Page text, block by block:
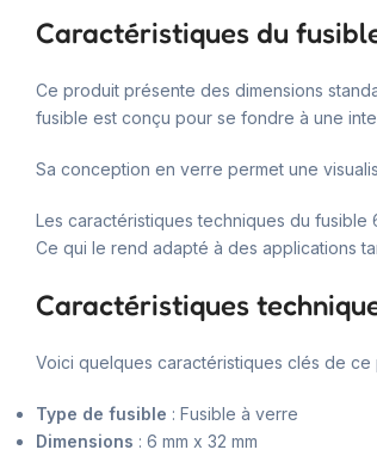
Caractéristiques du
Ce produit présente des dimensions
fusible est conçu pour se fondre à une
Sa conception en verre permet une
Les caractéristiques techniques du
Ce qui le rend adapté à des applications
Caractéristiques
Voici quelques caractéristiques clés de ce
Type de fusible : Fusible à verre
Dimensions : 6 mm x 32 mm